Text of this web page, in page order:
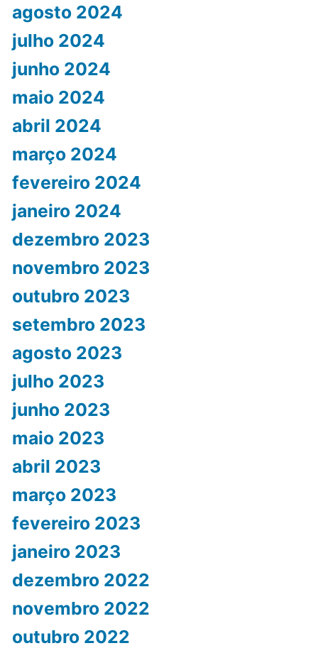
agosto 2024
julho 2024
junho 2024
maio 2024
abril 2024
março 2024
fevereiro 2024
janeiro 2024
dezembro 2023
novembro 2023
outubro 2023
setembro 2023
agosto 2023
julho 2023
junho 2023
maio 2023
abril 2023
março 2023
fevereiro 2023
janeiro 2023
dezembro 2022
novembro 2022
outubro 2022